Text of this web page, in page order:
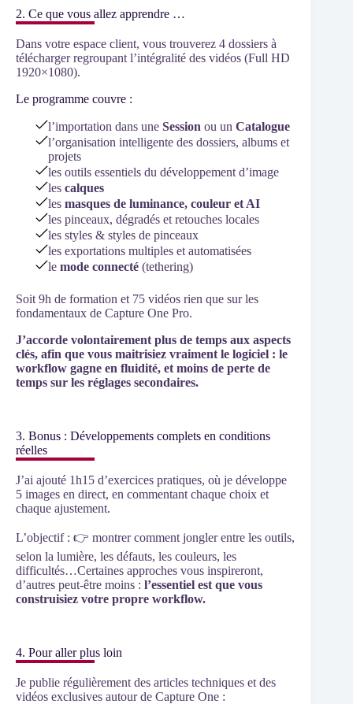
2. Ce que vous allez apprendre …
Dans votre espace client, vous trouverez 4 dossiers à
télécharger regroupant l’intégralité des vidéos (Full HD
1920×1080).
Le programme couvre :
l’importation dans une Session ou un Catalogue
l’organisation intelligente des dossiers, albums et
projets
les outils essentiels du développement d’image
les calques
les masques de luminance, couleur et AI
les pinceaux, dégradés et retouches locales
les styles & styles de pinceaux
les exportations multiples et automatisées
le mode connecté (tethering)
Soit 9h de formation et 75 vidéos rien que sur les
fondamentaux de Capture One Pro.
J’accorde volontairement plus de temps aux aspects
clés, afin que vous maitrisiez vraiment le logiciel : le
workflow gagne en fluidité, et moins de perte de
temps sur les réglages secondaires.
3. Bonus : Développements complets en conditions
réelles
J’ai ajouté 1h15 d’exercices pratiques, où je développe
5 images en direct, en commentant chaque choix et
chaque ajustement.
L’objectif : 👉 montrer comment jongler entre les outils,
selon la lumière, les défauts, les couleurs, les
difficultés…Certaines approches vous inspireront,
d’autres peut-être moins : l’essentiel est que vous
construisiez votre propre workflow.
4. Pour aller plus loin
Je publie régulièrement des articles techniques et des
vidéos exclusives autour de Capture One :